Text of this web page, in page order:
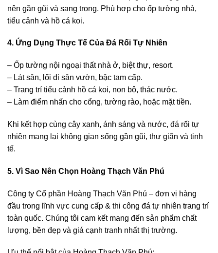
nên gần gũi và sang trọng. Phù hợp cho ốp tường nhà,
tiểu cảnh và hồ cá koi.
4. Ứng Dụng Thực Tế Của Đá Rối Tự Nhiên
– Ốp tường nội ngoại thất nhà ở, biệt thự, resort.
– Lát sân, lối đi sân vườn, bậc tam cấp.
– Trang trí tiểu cảnh hồ cá koi, non bộ, thác nước.
– Làm điểm nhấn cho cổng, tường rào, hoặc mặt tiền.
Khi kết hợp cùng cây xanh, ánh sáng và nước, đá rối tự
nhiên mang lại không gian sống gần gũi, thư giãn và tinh
tế.
5. Vì Sao Nên Chọn Hoàng Thạch Văn Phú
Công ty Cổ phần Hoàng Thạch Văn Phú – đơn vị hàng
đầu trong lĩnh vực cung cấp & thi công đá tự nhiên trang trí
toàn quốc. Chúng tôi cam kết mang đến sản phẩm chất
lượng, bền đẹp và giá cạnh tranh nhất thị trường.